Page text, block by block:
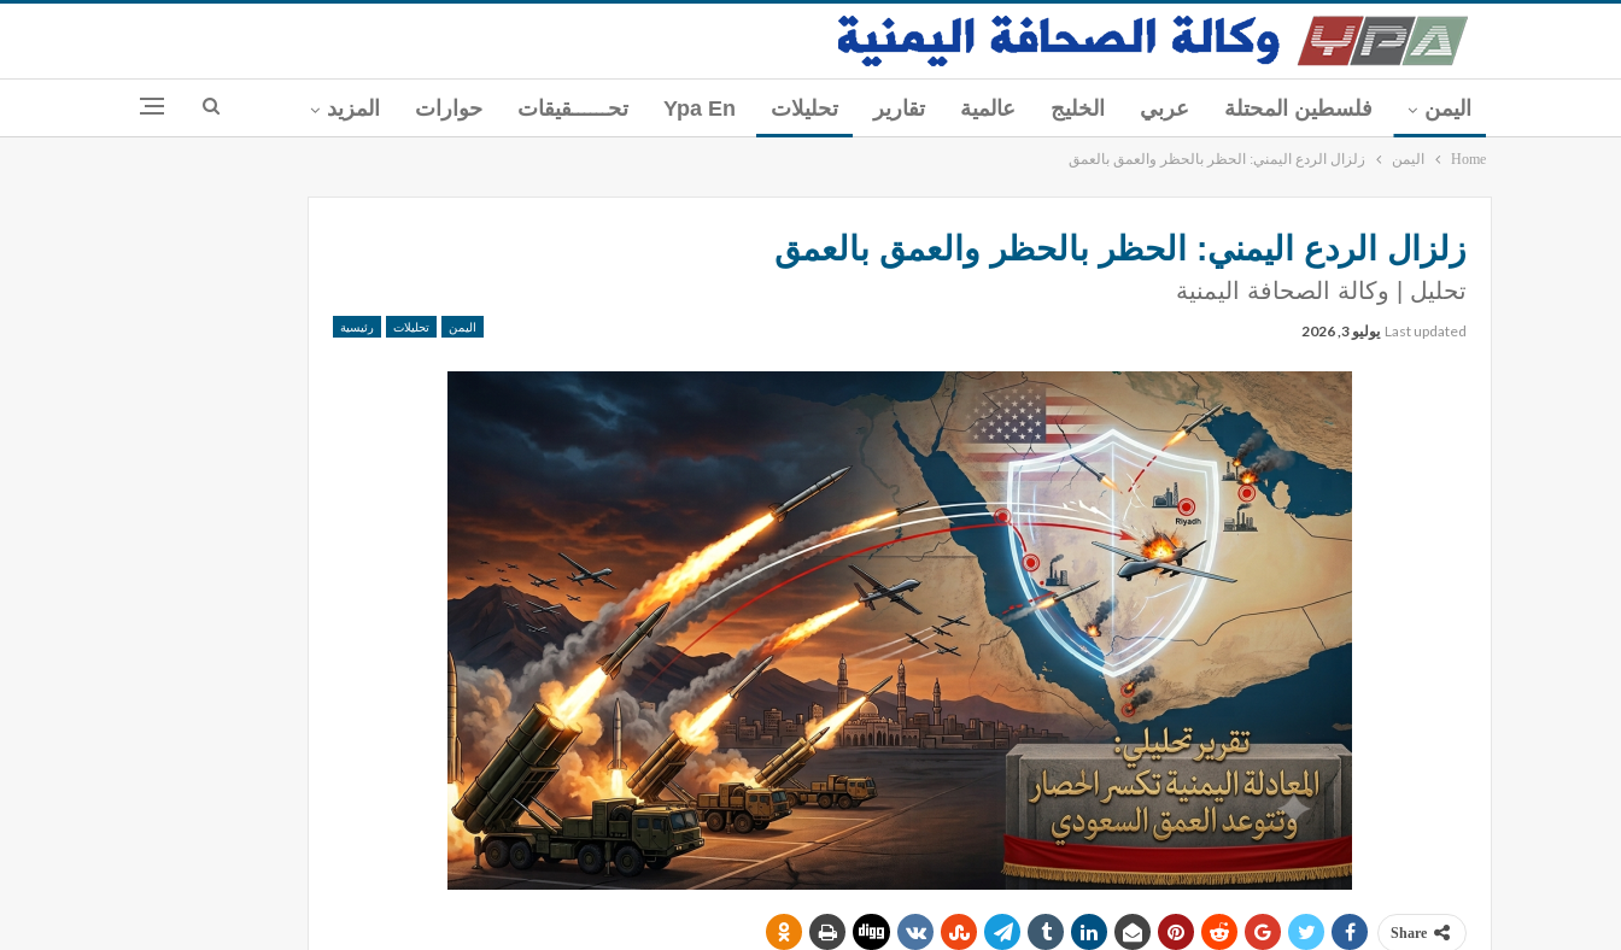
اليمن فلسطين المحتلة عربي الخليج عالمية تقارير تحليلات Ypa En تحــــــقيقات حوارات المزيد
Home اليمن زلزال الردع اليمني: الحظر بالحظر والعمق بالعمق
زلزال الردع اليمني: الحظر بالحظر والعمق بالعمق
تحليل | وكالة الصحافة اليمنية
اليمن تحليلات رئيسية Last updated يوليو 3, 2026
Share